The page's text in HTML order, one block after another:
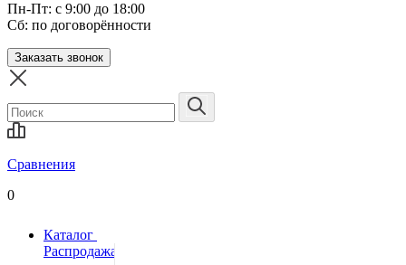
Пн-Пт: с 9:00 до 18:00
Сб: по договорённости
Заказать звонок
Сравнения
0
Каталог
Распродажа